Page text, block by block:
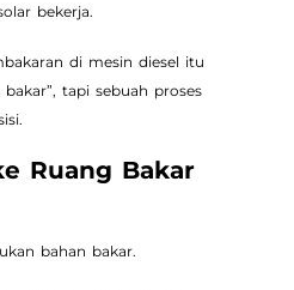
bekerja.
di mesin diesel itu
tapi sebuah proses
Ruang Bakar
bahan bakar.